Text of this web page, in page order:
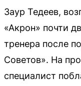
Заур Тедеев,
«Акрон» почти
тренера после
Советов». На
специалист